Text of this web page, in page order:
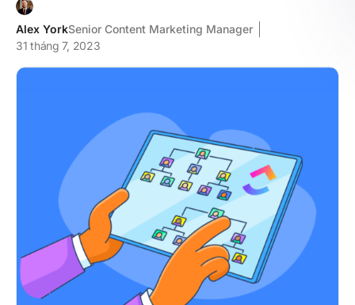
Alex YorkSenior Content Marketing Manager
31 tháng 7, 2023